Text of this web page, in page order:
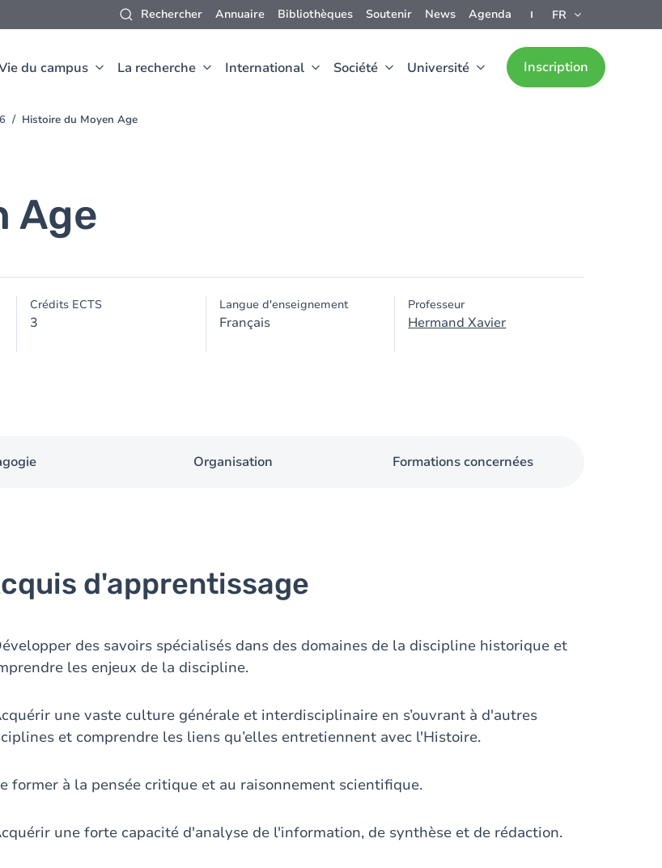
Rechercher Annuaire Bibliothèques Soutenir News Agenda FR
du campus La recherche International Société Université Inscription
Histoire du Moyen Age
Age
Crédits ECTS
3
Langue d'enseignement
Français
Professeur
Hermand Xavier
Organisation Formations concernées
d'apprentissage
des savoirs spécialisés dans des domaines de la discipline historique et
les enjeux de la discipline.
une vaste culture générale et interdisciplinaire en s’ouvrant à d'autres
et comprendre les liens qu’elles entretiennent avec l'Histoire.
former à la pensée critique et au raisonnement scientifique.
une forte capacité d'analyse de l'information, de synthèse et de rédaction.